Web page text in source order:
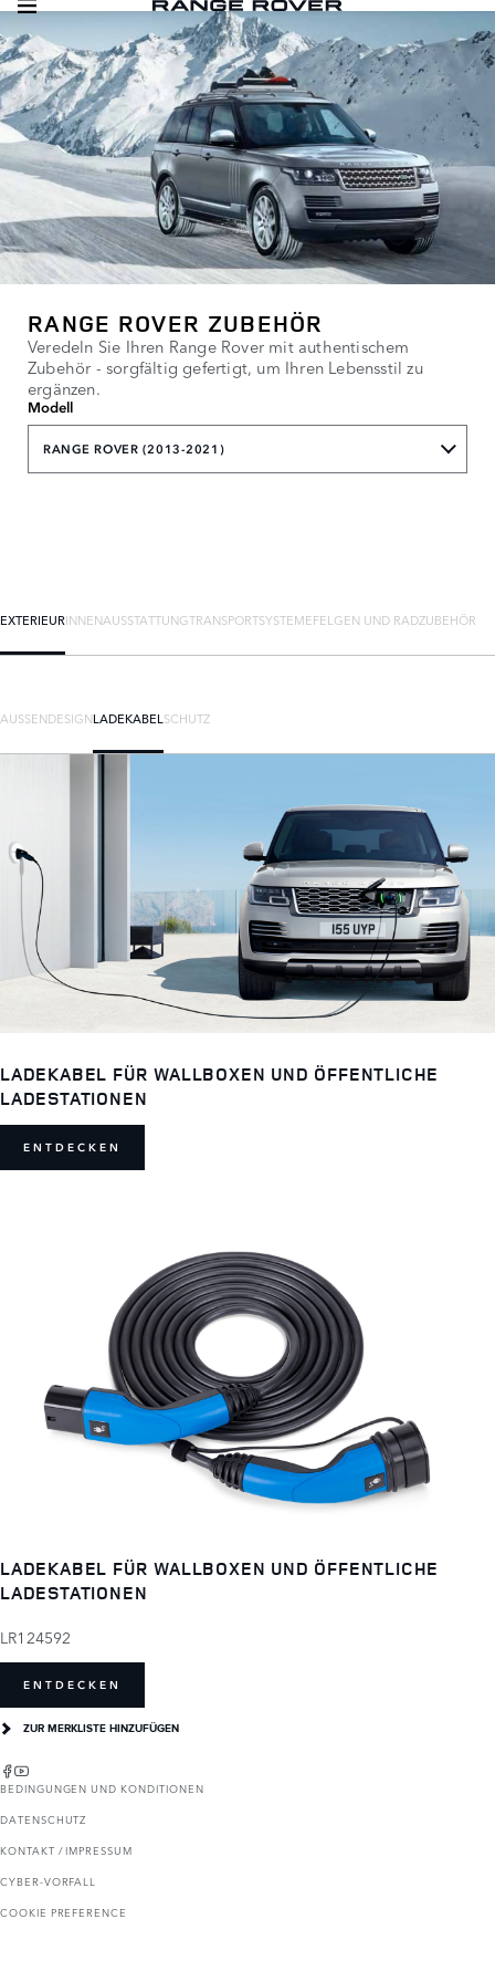
RANGE ROVER ZUBEHÖR
Veredeln Sie Ihren Range Rover mit authentischem
Zubehör - sorgfältig gefertigt, um Ihren Lebensstil zu
ergänzen.
Modell
RANGE ROVER (2013-2021)
EXTERIEURINNENAUSSTATTUNGTRANSPORTSYSTEMEFELGEN UND RADZUBEHÖR
AUSSENDESIGN LADEKABELSCHUTZ
LADEKABEL FÜR WALLBOXEN UND ÖFFENTLICHE
LADESTATIONEN
ENTDECKEN
LADEKABEL FÜR WALLBOXEN UND ÖFFENTLICHE
LADESTATIONEN
LR124592
ENTDECKEN
ZUR MERKLISTE HINZUFÜGEN
BEDINGUNGEN UND KONDITIONEN
DATENSCHUTZ
KONTAKT / IMPRESSUM
CYBER-VORFALL
COOKIE PREFERENCE